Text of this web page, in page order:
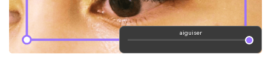
aiguiser